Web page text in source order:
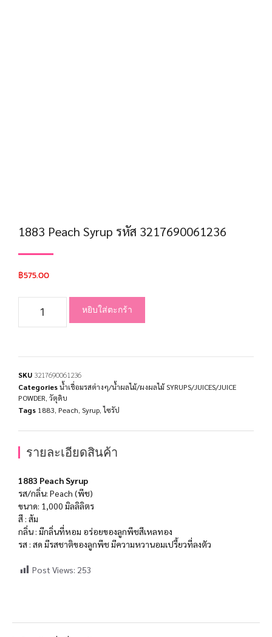
1883 Peach Syrup รหัส 3217690061236
฿575.00
หยิบใส่ตะกร้า
SKU 3217690061236
Categoriesน้ำเชื่อมรสต่างๆ/น้ำผลไม้/ผงผลไม้ SYRUPS/JUICES/JUICE
POWDER วัตุดิบ
Tags 1883 Peach Syrup ,ไซรัป
รายละเอียดสินค้า
1883 Peach Syrup
รส/กลิ่น: Peach (พีช)
ขนาด: 1,000 มิลลิลิตร
สี : ส้ม
กลิ่น : มีกลิ่นที่หอม อร่อยของลูกพีชสีเหลทอง
รส : สด มีรสชาติของลูกพีช มีความหวานอมเปรี้ยวที่ลงตัว
Post Views: 253